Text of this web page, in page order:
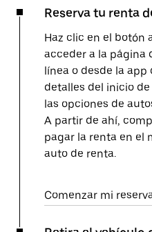
Reserva tu renta
Haz clic en el botón
acceder a la página
línea o desde la app
detalles del inicio
las opciones de
A partir de ahí,
pagar la renta en el
auto de renta.
Comenzar mi